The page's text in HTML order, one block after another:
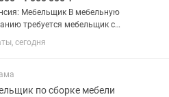
Мебельщик В мебельную
требуется мебельщик с
Обязанности:
и сборка корпусной
с ЛДСП, МДФ, шпоном и...
сегодня
по сборке мебели